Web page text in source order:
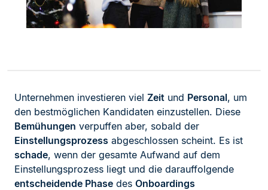
Unternehmen investieren viel Zeit und Personal, um
den bestmöglichen Kandidaten einzustellen. Diese
Bemühungen verpuffen aber, sobald der
Einstellungsprozess abgeschlossen scheint. Es ist
schade, wenn der gesamte Aufwand auf dem
Einstellungsprozess liegt und die darauffolgende
entscheidende Phase des Onboardings